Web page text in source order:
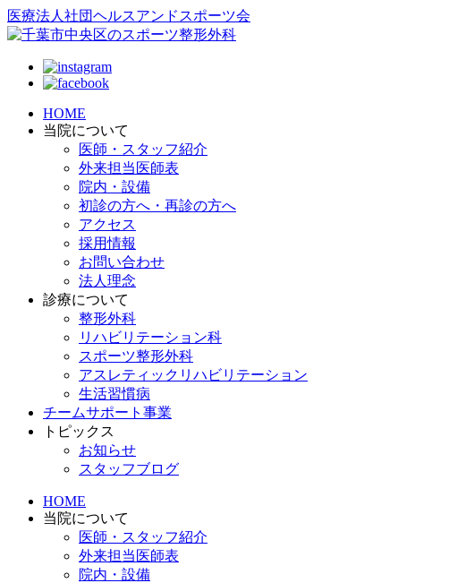
医療法人社団ヘルスアンドスポーツ会
HOME
当院について
医師・スタッフ紹介
外来担当医師表
院内・設備
初診の方へ・再診の方へ
アクセス
採用情報
お問い合わせ
法人理念
診療について
整形外科
リハビリテーション科
スポーツ整形外科
アスレティックリハビリテーション
生活習慣病
チームサポート事業
トピックス
お知らせ
スタッフブログ
HOME
当院について
医師・スタッフ紹介
外来担当医師表
院内・設備